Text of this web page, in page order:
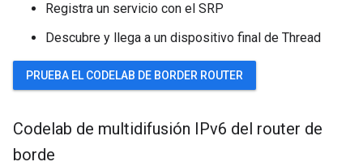
Registra un servicio con el SRP
Descubre y llega a un dispositivo final de Thread
PRUEBA EL CODELAB DE BORDER ROUTER
Codelab de multidifusión IPv6 del router de
borde